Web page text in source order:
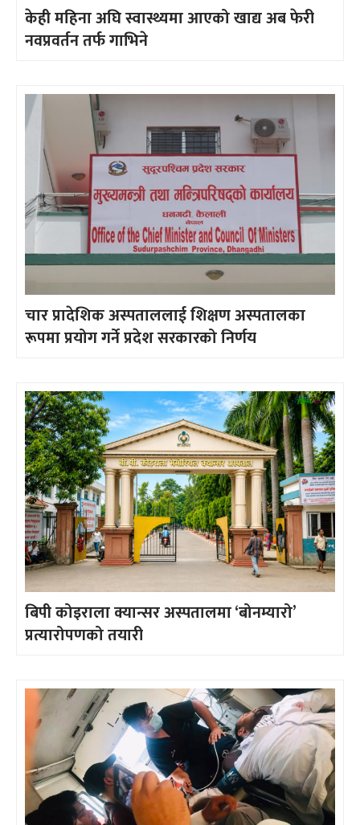
केही महिना अघि स्वास्थ्यमा आएको खाद्य अब फेरी
नवप्रवर्तन तर्फ गाभिने
चार प्रादेशिक अस्पताललाई शिक्षण अस्पतालका
रूपमा प्रयोग गर्ने प्रदेश सरकारको निर्णय
बिपी कोइराला क्यान्सर अस्पतालमा ‘बोनम्यारो’
प्रत्यारोपणको तयारी